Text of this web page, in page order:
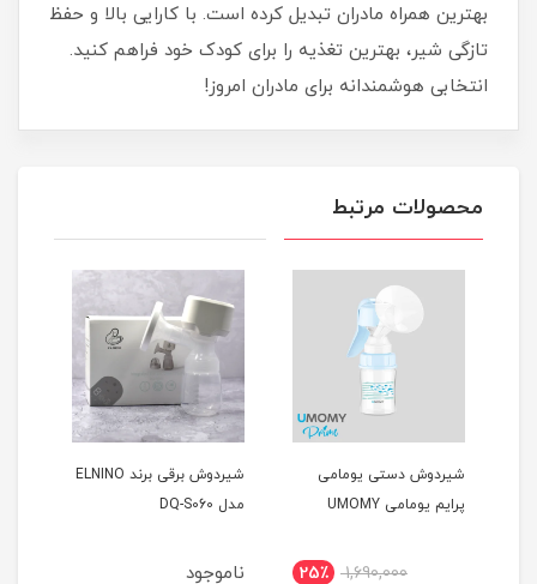
بهترین همراه مادران تبدیل کرده است. با کارایی بالا و حفظ
تازگی شیر، بهترین تغذیه را برای کودک خود فراهم کنید.
انتخابی هوشمندانه برای مادران امروز!
محصولات مرتبط
شیردوش دستی یومامی
پرایم یومامی UMOMY
1,690,000 25٪
شیردوش‌ برقی برند ELNINO
مدل DQ-S060
ناموجود